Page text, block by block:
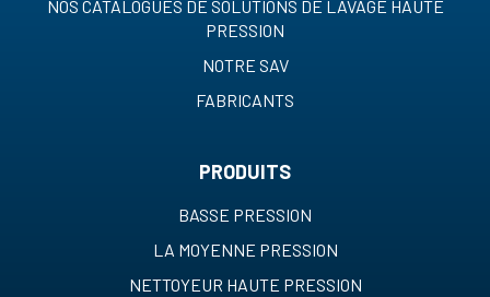
NOS CATALOGUES DE SOLUTIONS DE LAVAGE HAUTE
PRESSION
NOTRE SAV
FABRICANTS
PRODUITS
BASSE PRESSION
LA MOYENNE PRESSION
NETTOYEUR HAUTE PRESSION